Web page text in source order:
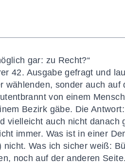
gar: zu Recht?“
42. Ausgabe gefragt und
wählenden, sonder auch auf
von einem
Bezirk gäbe. Die
vielleicht auch nicht
immer. Was ist in einer
Was ich sicher weiß:
noch auf der anderen Seite.